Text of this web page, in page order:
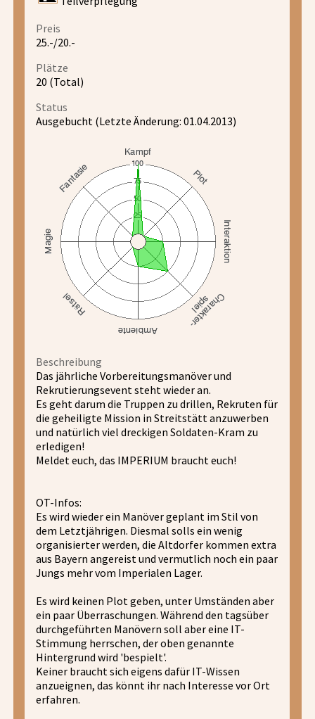
Preis
25.-/20.-
Plätze
20 (Total)
Status
Ausgebucht (Letzte Änderung: 01.04.2013)
Beschreibung
Das jährliche Vorbereitungsmanöver und
Rekrutierungsevent steht wieder an.
Es geht darum die Truppen zu drillen, Rekruten für
die geheiligte Mission in Streitstätt anzuwerben
und natürlich viel dreckigen Soldaten-Kram zu
erledigen!
Meldet euch, das IMPERIUM braucht euch!
OT-Infos:
Es wird wieder ein Manöver geplant im Stil von
dem Letztjährigen. Diesmal solls ein wenig
organisierter werden, die Altdorfer kommen extra
aus Bayern angereist und vermutlich noch ein paar
Jungs mehr vom Imperialen Lager.
Es wird keinen Plot geben, unter Umständen aber
ein paar Überraschungen. Während den tagsüber
durchgeführten Manövern soll aber eine IT-
Stimmung herrschen, der oben genannte
Hintergrund wird 'bespielt'.
Keiner braucht sich eigens dafür IT-Wissen
anzueignen, das könnt ihr nach Interesse vor Ort
erfahren.